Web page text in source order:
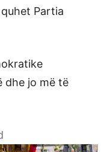
quhet Partia
dhe jo më të